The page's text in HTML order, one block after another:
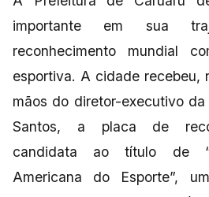
importante em sua
reconhecimento mundial
esportiva. A cidade recebeu,
mãos do diretor-executivo da
Santos, a placa de
candidata ao título de
Americana do Esporte”,